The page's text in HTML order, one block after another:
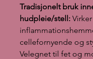
Tradisjonelt bruk
hudpleie/stell: Virker
cellefornyende og
Velegnet til fet og